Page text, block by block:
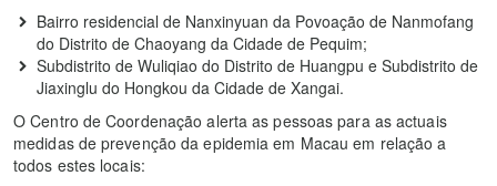
Bairro residencial de Nanxinyuan da Povoação de Nanmofang
do Distrito de Chaoyang da Cidade de Pequim;
Subdistrito de Wuliqiao do Distrito de Huangpu e Subdistrito de
Jiaxinglu do Hongkou da Cidade de Xangai.
O Centro de Coordenação alerta as pessoas para as actuais
medidas de prevenção da epidemia em Macau em relação a
todos estes locais: